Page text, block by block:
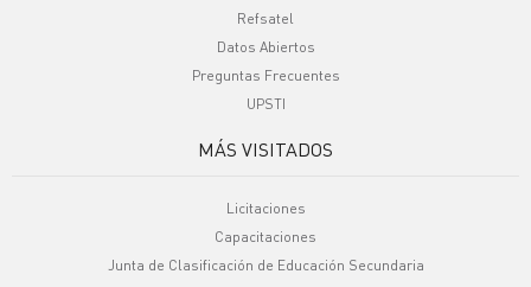
Refsatel
Datos Abiertos
Preguntas Frecuentes
UPSTI
MÁS VISITADOS
Licitaciones
Capacitaciones
Junta de Clasificación de Educación Secundaria